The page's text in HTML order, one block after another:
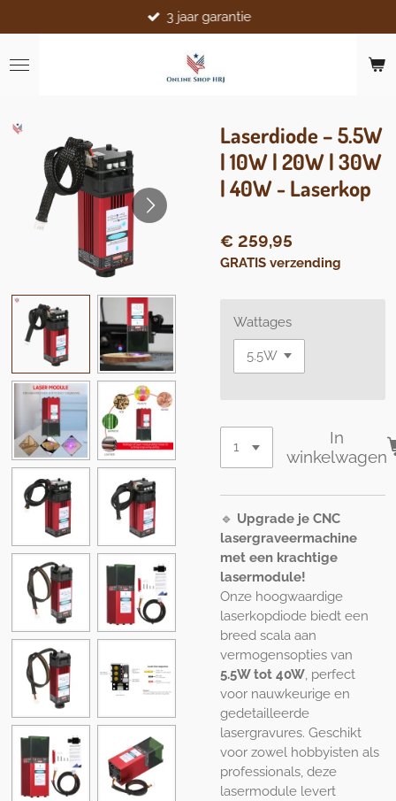
direct
naar
de
3 jaar garantie
Laserdiode – 5.5W
| 10W | 20W | 30W
| 40W - Laserkop
€ 259,95
GRATIS verzending
Wattages
In
winkelwagen
🔹 Upgrade je CNC
lasergraveermachine
met een krachtige
lasermodule!
Onze hoogwaardige
laserkopdiode biedt een
breed scala aan
vermogensopties van
5.5W tot 40W, perfect
voor nauwkeurige en
gedetailleerde
lasergravures. Geschikt
voor zowel hobbyisten als
professionals, deze
lasermodule levert